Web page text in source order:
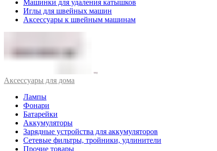
Машинки для удаления катышков
Иглы для швейных машин
Аксессуары к швейным машинам
Аксессуары для дома
Лампы
Фонари
Батарейки
Аккумуляторы
Зарядные устройства для аккумуляторов
Сетевые фильтры, тройники, удлинители
Прочие товары